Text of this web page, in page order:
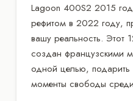
Lagoon 400S2 2015
рефитом в 2022 году,
вашу реальность. Этот
создан французскими
одной целью,
моменты свободы